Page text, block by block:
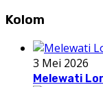
Kolom
3 Mei 2026
Melewati